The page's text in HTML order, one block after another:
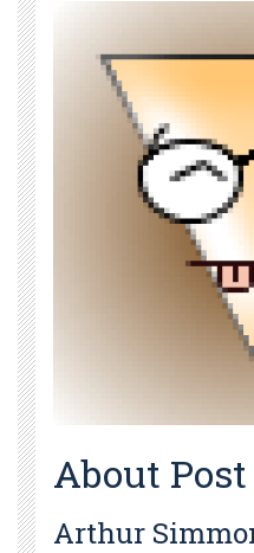
About
Arthur